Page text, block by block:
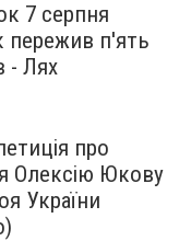
7 серпня
пережив п'ять
- Лях
про
Олексію Юкову
України